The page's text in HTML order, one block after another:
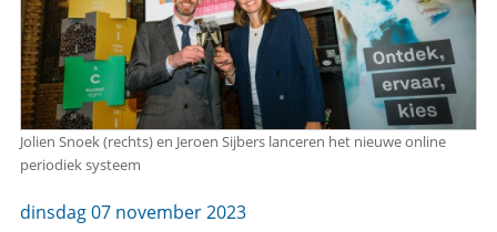
Jolien Snoek (rechts) en Jeroen Sijbers lanceren het nieuwe online
periodiek systeem
dinsdag 07 november 2023